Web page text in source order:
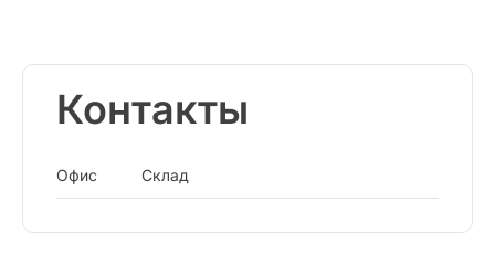
Контакты
Офис Склад